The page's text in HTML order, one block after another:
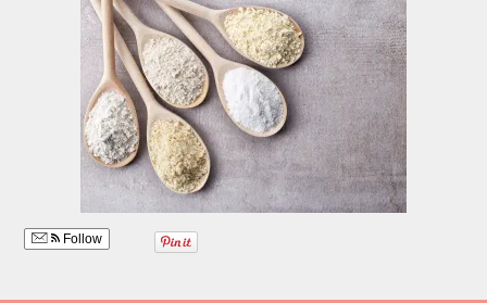
Follow